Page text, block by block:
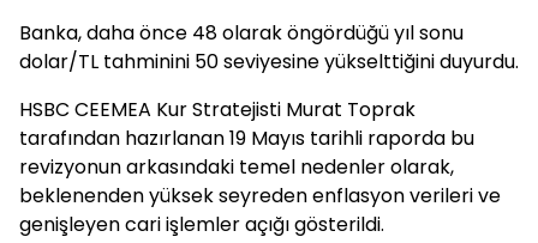
Banka, daha önce 48 olarak öngördüğü yıl sonu
dolar/TL tahminini 50 seviyesine yükselttiğini duyurdu.
HSBC CEEMEA Kur Stratejisti Murat Toprak
tarafından hazırlanan 19 Mayıs tarihli raporda bu
revizyonun arkasındaki temel nedenler olarak,
beklenenden yüksek seyreden enflasyon verileri ve
genişleyen cari işlemler açığı gösterildi.